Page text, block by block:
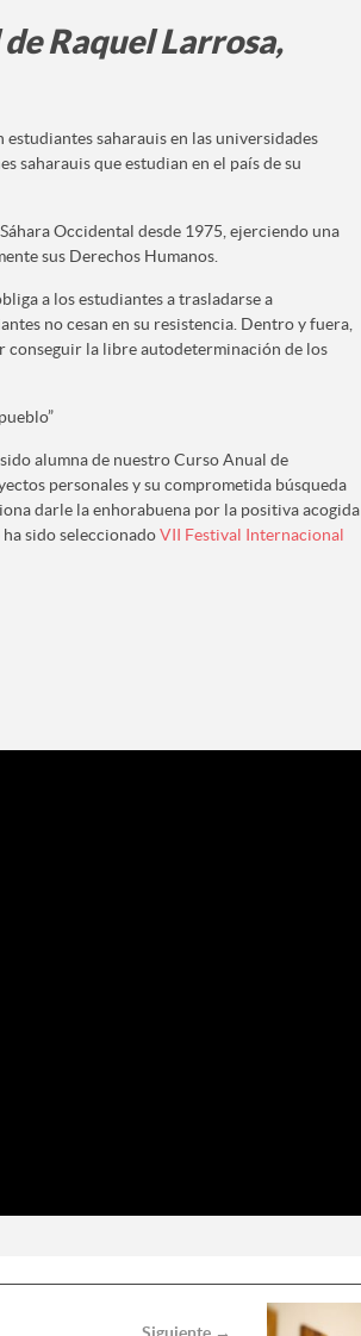
Raquel Larrosa,
saharauis en las universidades
saharauis que estudian en el país de su
Occidental desde 1975, ejerciendo una
sus Derechos Humanos.
a los estudiantes a trasladarse a
no cesan en su resistencia. Dentro y fuera,
conseguir la libre autodeterminación de los
alumna de nuestro Curso Anual de
personales y su comprometida búsqueda
darle la enhorabuena por la positiva acogida
sido seleccionadoVII Festival Internacional